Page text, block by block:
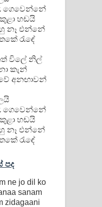
ගෙවෙන්නේ
හඬයි
නෑ එන්නේ
රැඳේ
විලේ නිල්
කැන්
අනඟාවන්
ගෙවෙන්නේ
හඬයි
නෑ එන්නේ
රැඳේ
පද
ne jo dil ko
sanam
zidagaani